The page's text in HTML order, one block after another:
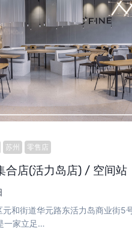
苏州 零售店
合店(活力岛店) / 空间站
和街道华元路东活力岛商业街5
一家立足…